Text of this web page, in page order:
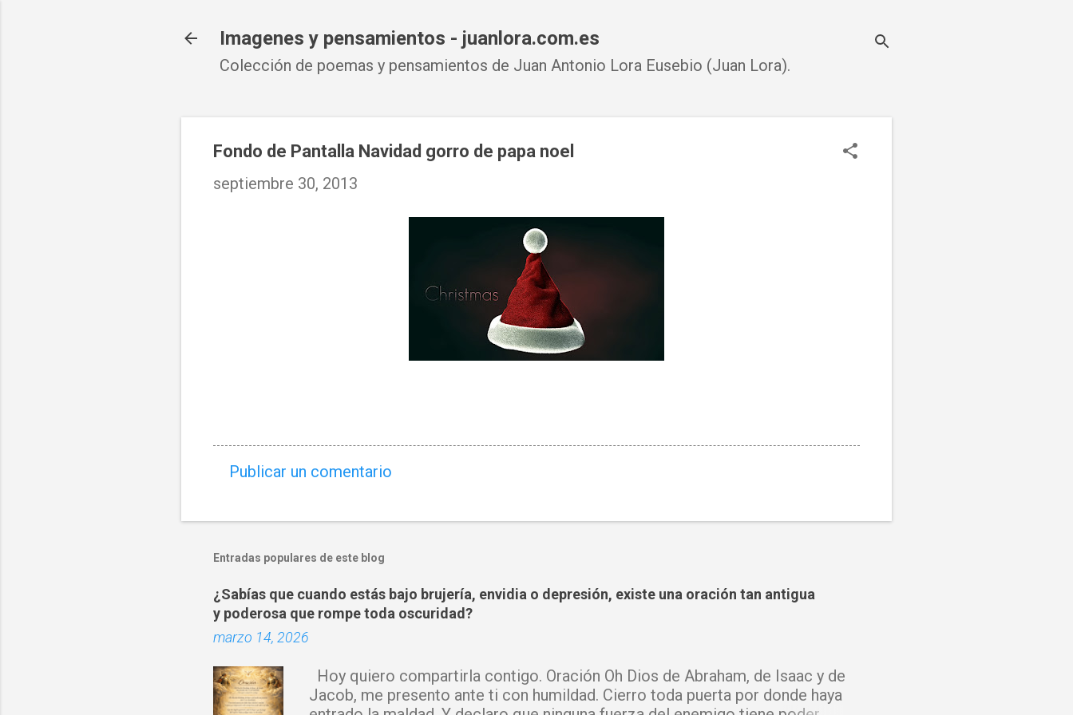
Imagenes y pensamientos - juanlora.com.es
Colección de poemas y pensamientos de Juan Antonio Lora Eusebio (Juan Lora).
Fondo de Pantalla Navidad gorro de papa noel
septiembre 30, 2013
e
t
a
r
i
o
s
Publicar un comentario
Entradas populares de este blog
¿Sabías que cuando estás bajo brujería, envidia o depresión, existe una oración tan antigua
y poderosa que rompe toda oscuridad?
marzo 14, 2026
Hoy quiero compartirla contigo. Oración Oh Dios de Abraham, de Isaac y de
Jacob, me presento ante ti con humildad. Cierro toda puerta por donde haya